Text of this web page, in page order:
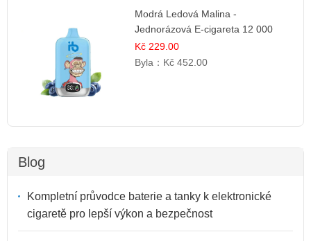
Modrá Ledová Malina -
Jednorázová E-cigareta 12 000
šluků | Osvěžující Bobulová Příchuť
Kč 229.00
Byla： Kč 452.00
Blog
Kompletní průvodce baterie a tanky k elektronické
cigaretě pro lepší výkon a bezpečnost